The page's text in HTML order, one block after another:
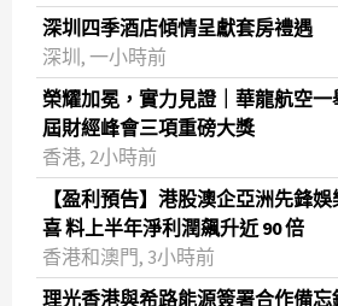
深圳四季酒店傾情呈獻套房禮遇
深圳, 一小時前
榮耀加冕，實力見證｜華龍航空一
屆財經峰會三項重磅大獎
香港, 2小時前
【盈利預告】港股澳企亞洲先鋒
喜 料上半年淨利潤飆升近 90 倍
香港和澳門, 3小時前
理光香港與希路能源簽署合作備忘